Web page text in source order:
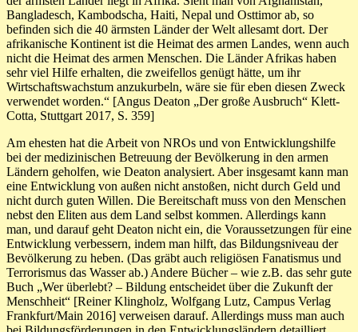
Bangladesch, Kambodscha, Haiti, Nepal und Osttimor ab, so
befinden sich die 40 ärmsten Länder der Welt allesamt dort. Der
afrikanische Kontinent ist die Heimat des armen Landes, wenn auch
nicht die Heimat des armen Menschen. Die Länder Afrikas haben
sehr viel Hilfe erhalten, die zweifellos genügt hätte, um ihr
Wirtschaftswachstum anzukurbeln, wäre sie für eben diesen Zweck
verwendet worden.“ [Angus Deaton „Der große Ausbruch“ Klett-
Cotta, Stuttgart 2017, S. 359]
Am ehesten hat die Arbeit von NROs und von Entwicklungshilfe
bei der medizinischen Betreuung der Bevölkerung in den armen
Ländern geholfen, wie Deaton analysiert. Aber insgesamt kann man
eine Entwicklung von außen nicht anstoßen, nicht durch Geld und
nicht durch guten Willen. Die Bereitschaft muss von den Menschen
nebst den Eliten aus dem Land selbst kommen. Allerdings kann
man, und darauf geht Deaton nicht ein, die Voraussetzungen für eine
Entwicklung verbessern, indem man hilft, das Bildungsniveau der
Bevölkerung zu heben. (Das gräbt auch religiösen Fanatismus und
Terrorismus das Wasser ab.) Andere Bücher – wie z.B. das sehr gute
Buch „Wer überlebt? – Bildung entscheidet über die Zukunft der
Menschheit“ [Reiner Klingholz, Wolfgang Lutz, Campus Verlag
Frankfurt/Main 2016] verweisen darauf. Allerdings muss man auch